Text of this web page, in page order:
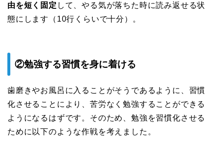
由を短く固定 して、やる気が落ちた時に読み返せる状
態にします（10行くらいで十分）。
②勉強する習慣を身に着ける
歯磨きやお風呂に入ることがそうであるように、習慣
化させることにより、苦労なく勉強することができる
ようになるはずです。そのため、勉強を習慣化させる
ために以下のような作戦を考えました。